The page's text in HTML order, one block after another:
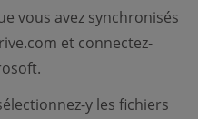
vous avez synchronisés
et connectez-
y les fichiers